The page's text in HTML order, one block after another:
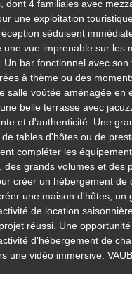
dont 4 familiales avec
une exploitation
séduisent
une vue imprenable sur les
Un bar fonctionnel avec
à thème ou des
salle voûtée aménagée en
belle terrasse avec
et d'authenticité. Une
tables d'hôtes ou de
compléter les
des grands volumes et des
créer un hébergement
une maison d'hôtes,
de location
réussi. Une
d'hébergement de
une vidéo immersive.